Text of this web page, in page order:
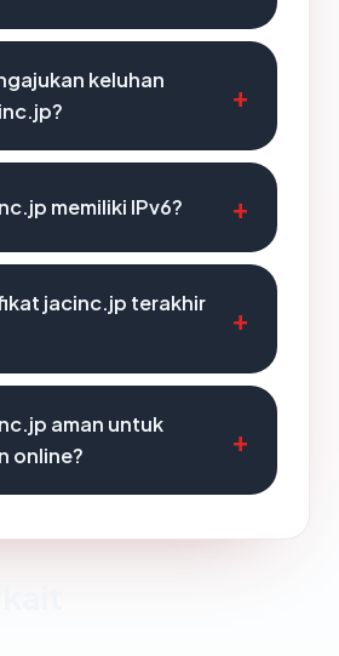
keluhan
memiliki IPv6?
jacinc.jp terakhir
aman untuk
online?